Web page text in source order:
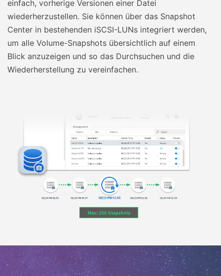
einfach, vorherige Versionen einer Datei
wiederherzustellen. Sie können über das Snapshot
Center in bestehenden iSCSI-LUNs integriert werden,
um alle Volume-Snapshots übersichtlich auf einem
Blick anzuzeigen und so das Durchsuchen und die
Wiederherstellung zu vereinfachen.